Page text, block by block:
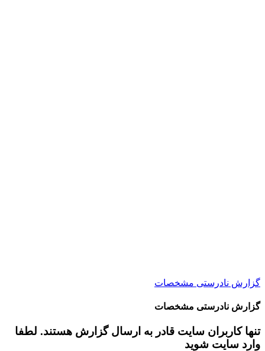
گزارش نادرستی مشخصات
گزارش نادرستی مشخصات
تنها کاربران سایت قادر به ارسال گزارش هستند. لطفا
وارد سایت شوید